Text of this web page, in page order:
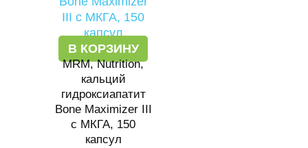
В КОРЗИНУ
MRM, Nutrition,
кальций
гидроксиапатит
Bone Maximizer III
с МКГА, 150
капсул